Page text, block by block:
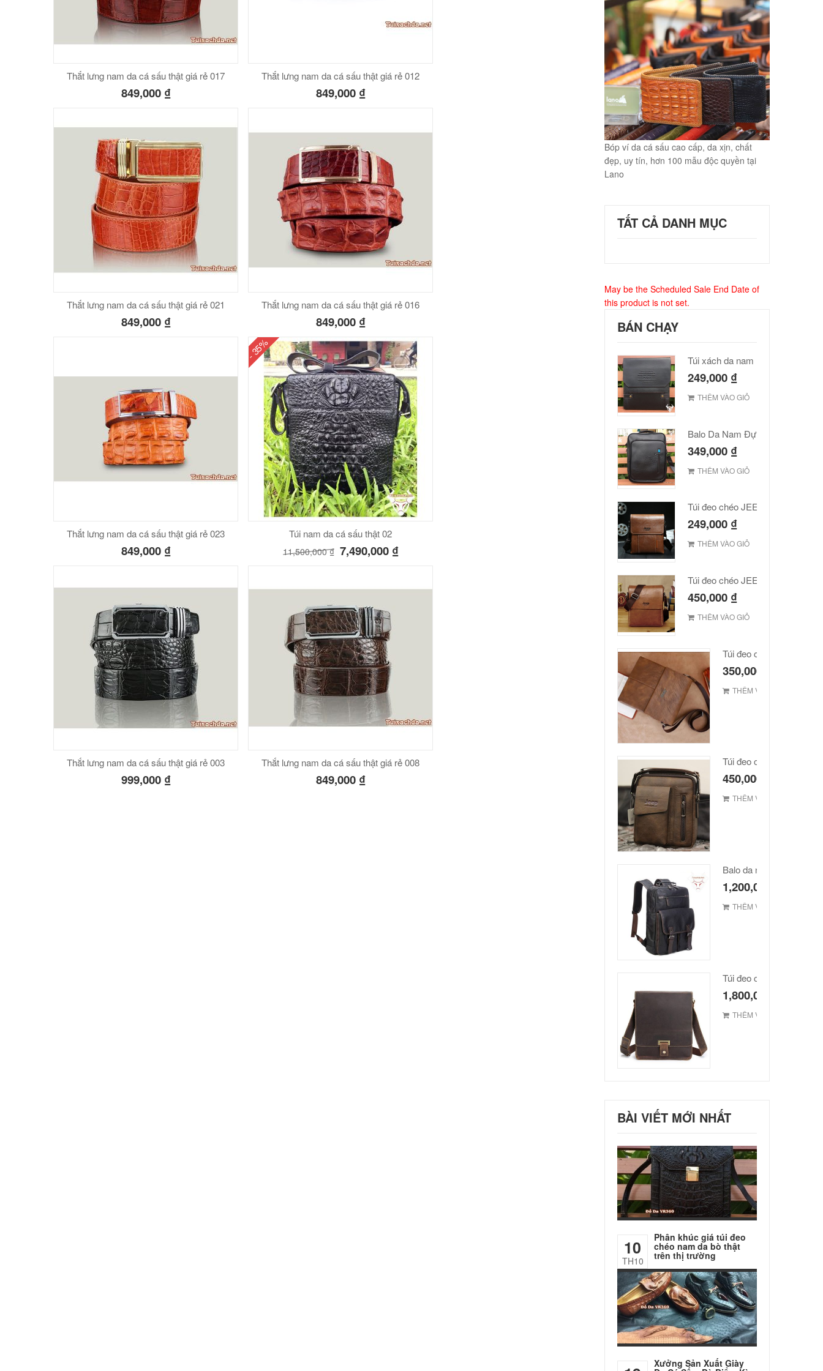
Thắt lưng nam da cá sấu thật giá rẻ 017
849,000 ₫
Thắt lưng nam da cá sấu thật giá rẻ 012
849,000 ₫
Thắt lưng nam da cá sấu thật giá rẻ 021
849,000 ₫
Thắt lưng nam da cá sấu thật giá rẻ 016
849,000 ₫
Thắt lưng nam da cá sấu thật giá rẻ 023
849,000 ₫
- 35%
Túi nam da cá sấu thật 02
11,500,000₫ 7,490,000 ₫
Thắt lưng nam da cá sấu thật giá rẻ 003
999,000 ₫
Thắt lưng nam da cá sấu thật giá rẻ 008
849,000 ₫
Bóp ví da cá sấu cao cấp, da xịn, chất
đẹp, uy tín, hơn 100 mẫu độc quyền tại
Lano
TẤT CẢ DANH MỤC
May be the Scheduled Sale End Date of
this product is not set.
BÁN CHẠY
249,000 ₫
THÊM VÀO GIỎ
Balo Da Nam Đựng Laptop Đẹp Giá Rẻ
349,000 ₫
THÊM VÀO GIỎ
249,000 ₫
THÊM VÀO GIỎ
450,000 ₫
THÊM VÀO GIỎ
Túi đeo chéo Jeep giá
350,000
THÊM VÀO GIỎ
Túi đeo chéo Jeep giá rẻ
450,000
THÊM VÀO GIỎ
Balo da nam hàn quốc
1,200,000
THÊM VÀO GIỎ
1,800,000
THÊM VÀO GIỎ
BÀI VIẾT MỚI NHẤT
10
TH10
Phân khúc giá túi đeo
chéo nam da bò thật
trên thị trường
Xưởng Sản Xuất Giày